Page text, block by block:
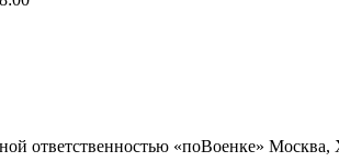
ответственностью «поВоенке»